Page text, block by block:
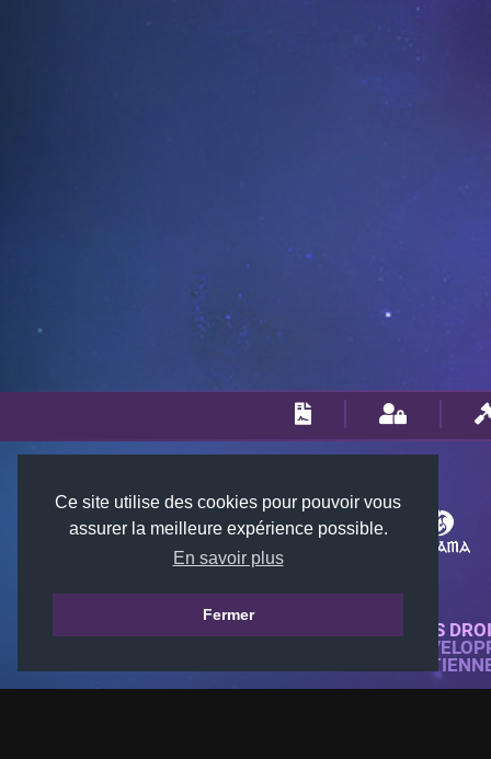
Ce site utilise des cookies pour pouvoir vous
assurer la meilleure expérience possible.
En savoir plus
Fermer
© 2018-2026 KTARENA. TOUS
SITE WEB ENTIÈREMENT
TOUTES LES IMAGES